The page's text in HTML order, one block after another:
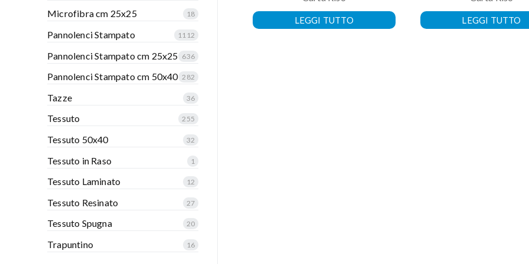
LEGGI TUTTO LEGGI TUTTO
Microfibra cm 25x25 18
Pannolenci Stampato 1112
Pannolenci Stampato cm 25x25 636
Pannolenci Stampato cm 50x40 282
Tazze 36
Tessuto 255
Tessuto 50x40 32
Tessuto in Raso 1
Tessuto Laminato 12
Tessuto Resinato 27
Tessuto Spugna 20
Trapuntino 16